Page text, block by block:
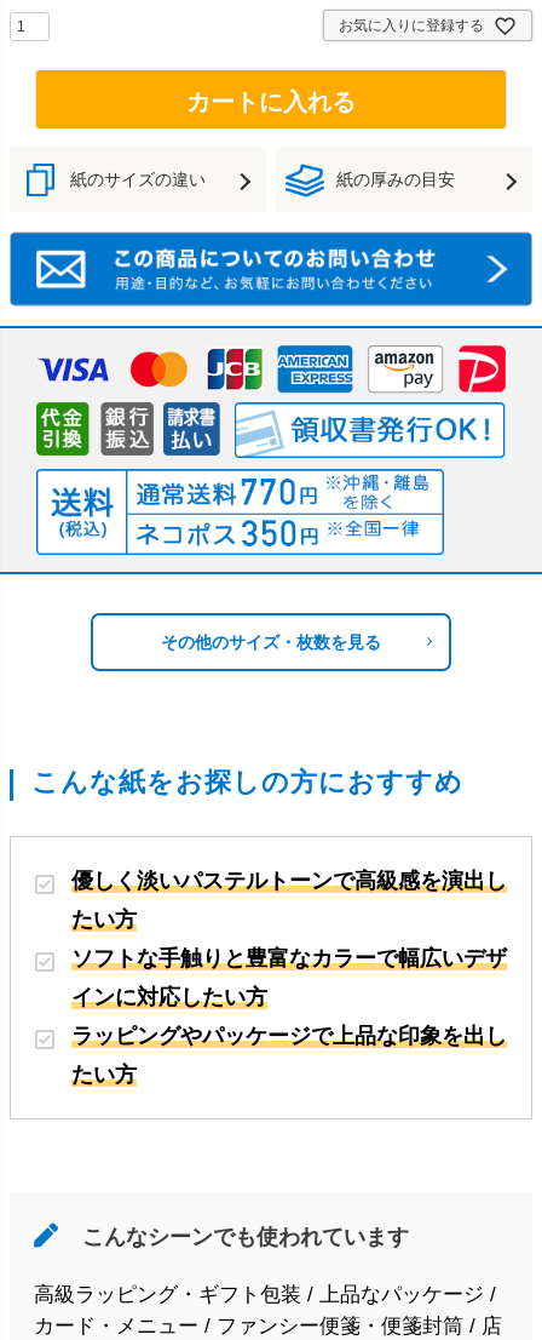
お気に入りに登録する
カートに入れる
紙のサイズの違い 紙の厚みの目安
その他のサイズ・枚数を見る
こんな紙をお探しの方におすすめ
優しく淡いパステルトーンで高級感を演出し
たい方
ソフトな手触りと豊富なカラーで幅広いデザ
インに対応したい方
ラッピングやパッケージで上品な印象を出し
たい方
こんなシーンでも使われています
高級ラッピング・ギフト包装 / 上品なパッケージ /
カード・メニュー / ファンシー便箋・便箋封筒 / 店